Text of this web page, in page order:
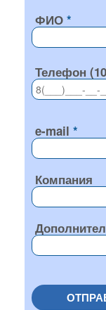
ФИО
Телефон
e-mail
Компания